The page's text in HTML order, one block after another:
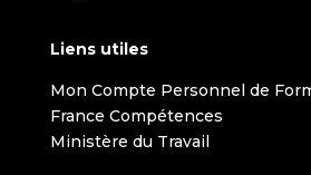
Liens utiles
Mon Compte Personnel de
France Compétences
Ministère du Travail